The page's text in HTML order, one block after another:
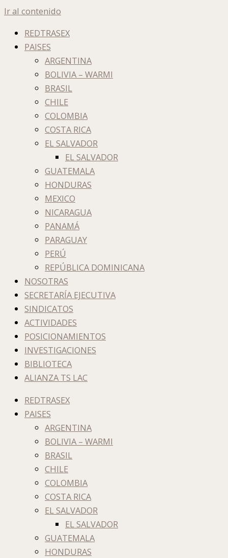
Ir al contenido
REDTRASEX
PAISES
ARGENTINA
BOLIVIA – WARMI
BRASIL
CHILE
COLOMBIA
COSTA RICA
EL SALVADOR
EL SALVADOR
GUATEMALA
HONDURAS
MEXICO
NICARAGUA
PANAMÁ
PARAGUAY
PERÚ
REPÚBLICA DOMINICANA
NOSOTRAS
SECRETARÍA EJECUTIVA
SINDICATOS
ACTIVIDADES
POSICIONAMIENTOS
INVESTIGACIONES
BIBLIOTECA
ALIANZA TS LAC
REDTRASEX
PAISES
ARGENTINA
BOLIVIA – WARMI
BRASIL
CHILE
COLOMBIA
COSTA RICA
EL SALVADOR
EL SALVADOR
GUATEMALA
HONDURAS